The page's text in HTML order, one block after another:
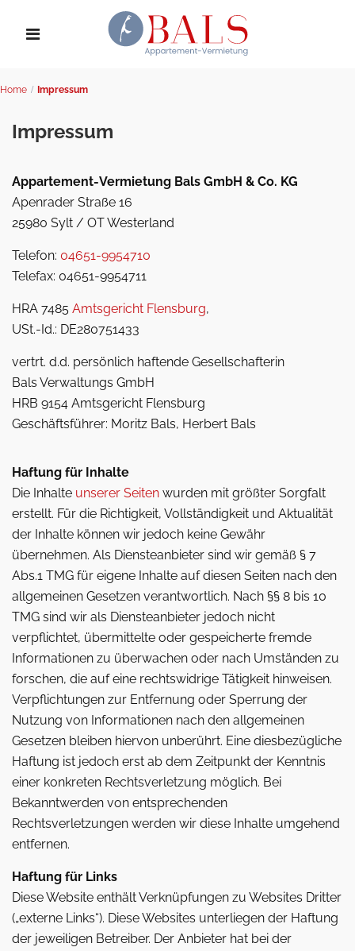
Home Impressum
Impressum
Appartement-Vermietung Bals GmbH & Co. KG
Apenrader Straße 16
25980 Sylt / OT Westerland
Telefon: 04651-9954710
Telefax: 04651-9954711
HRA 7485 Amtsgericht Flensburg,
USt.-Id.: DE280751433
vertrt. d.d. persönlich haftende Gesellschafterin
Bals Verwaltungs GmbH
HRB 9154 Amtsgericht Flensburg
Geschäftsführer: Moritz Bals, Herbert Bals
Haftung für Inhalte
Die Inhalte unserer Seiten wurden mit größter Sorgfalt
erstellt. Für die Richtigkeit, Vollständigkeit und Aktualität
der Inhalte können wir jedoch keine Gewähr
übernehmen. Als Diensteanbieter sind wir gemäß § 7
Abs.1 TMG für eigene Inhalte auf diesen Seiten nach den
allgemeinen Gesetzen verantwortlich. Nach §§ 8 bis 10
TMG sind wir als Diensteanbieter jedoch nicht
verpflichtet, übermittelte oder gespeicherte fremde
Informationen zu überwachen oder nach Umständen zu
forschen, die auf eine rechtswidrige Tätigkeit hinweisen.
Verpflichtungen zur Entfernung oder Sperrung der
Nutzung von Informationen nach den allgemeinen
Gesetzen bleiben hiervon unberührt. Eine diesbezügliche
Haftung ist jedoch erst ab dem Zeitpunkt der Kenntnis
einer konkreten Rechtsverletzung möglich. Bei
Bekanntwerden von entsprechenden
Rechtsverletzungen werden wir diese Inhalte umgehend
entfernen.
Haftung für Links
Diese Website enthält Verknüpfungen zu Websites Dritter
(„externe Links“). Diese Websites unterliegen der Haftung
der jeweiligen Betreiber. Der Anbieter hat bei der